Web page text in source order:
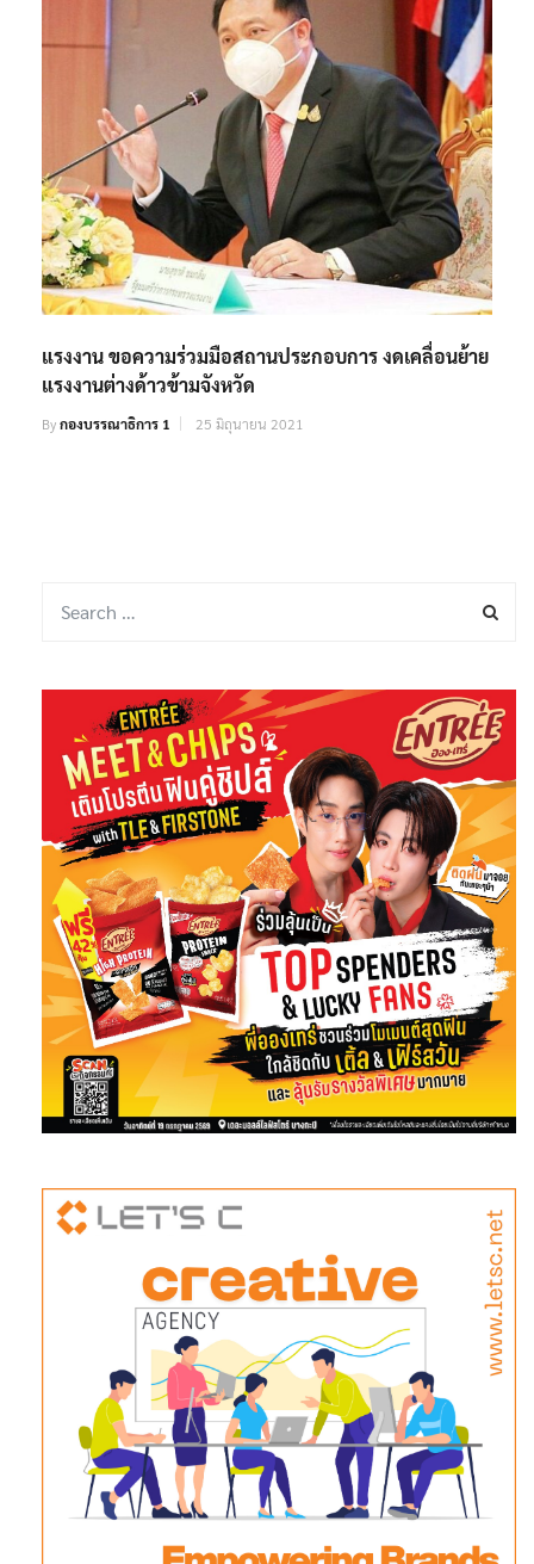
แรงงาน ขอความร่วมมือสถานประกอบการ งดเคลื่อนย้าย
แรงงานต่างด้าวข้ามจังหวัด
Byกองบรรณาธิการ 1 25 มิถุนายน 2021